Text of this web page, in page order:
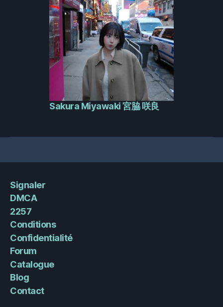
Sakura Miyawaki 宮脇 咲良
Signaler
DMCA
2257
Conditions
Confidentialité
Forum
Catalogue
Blog
Contact